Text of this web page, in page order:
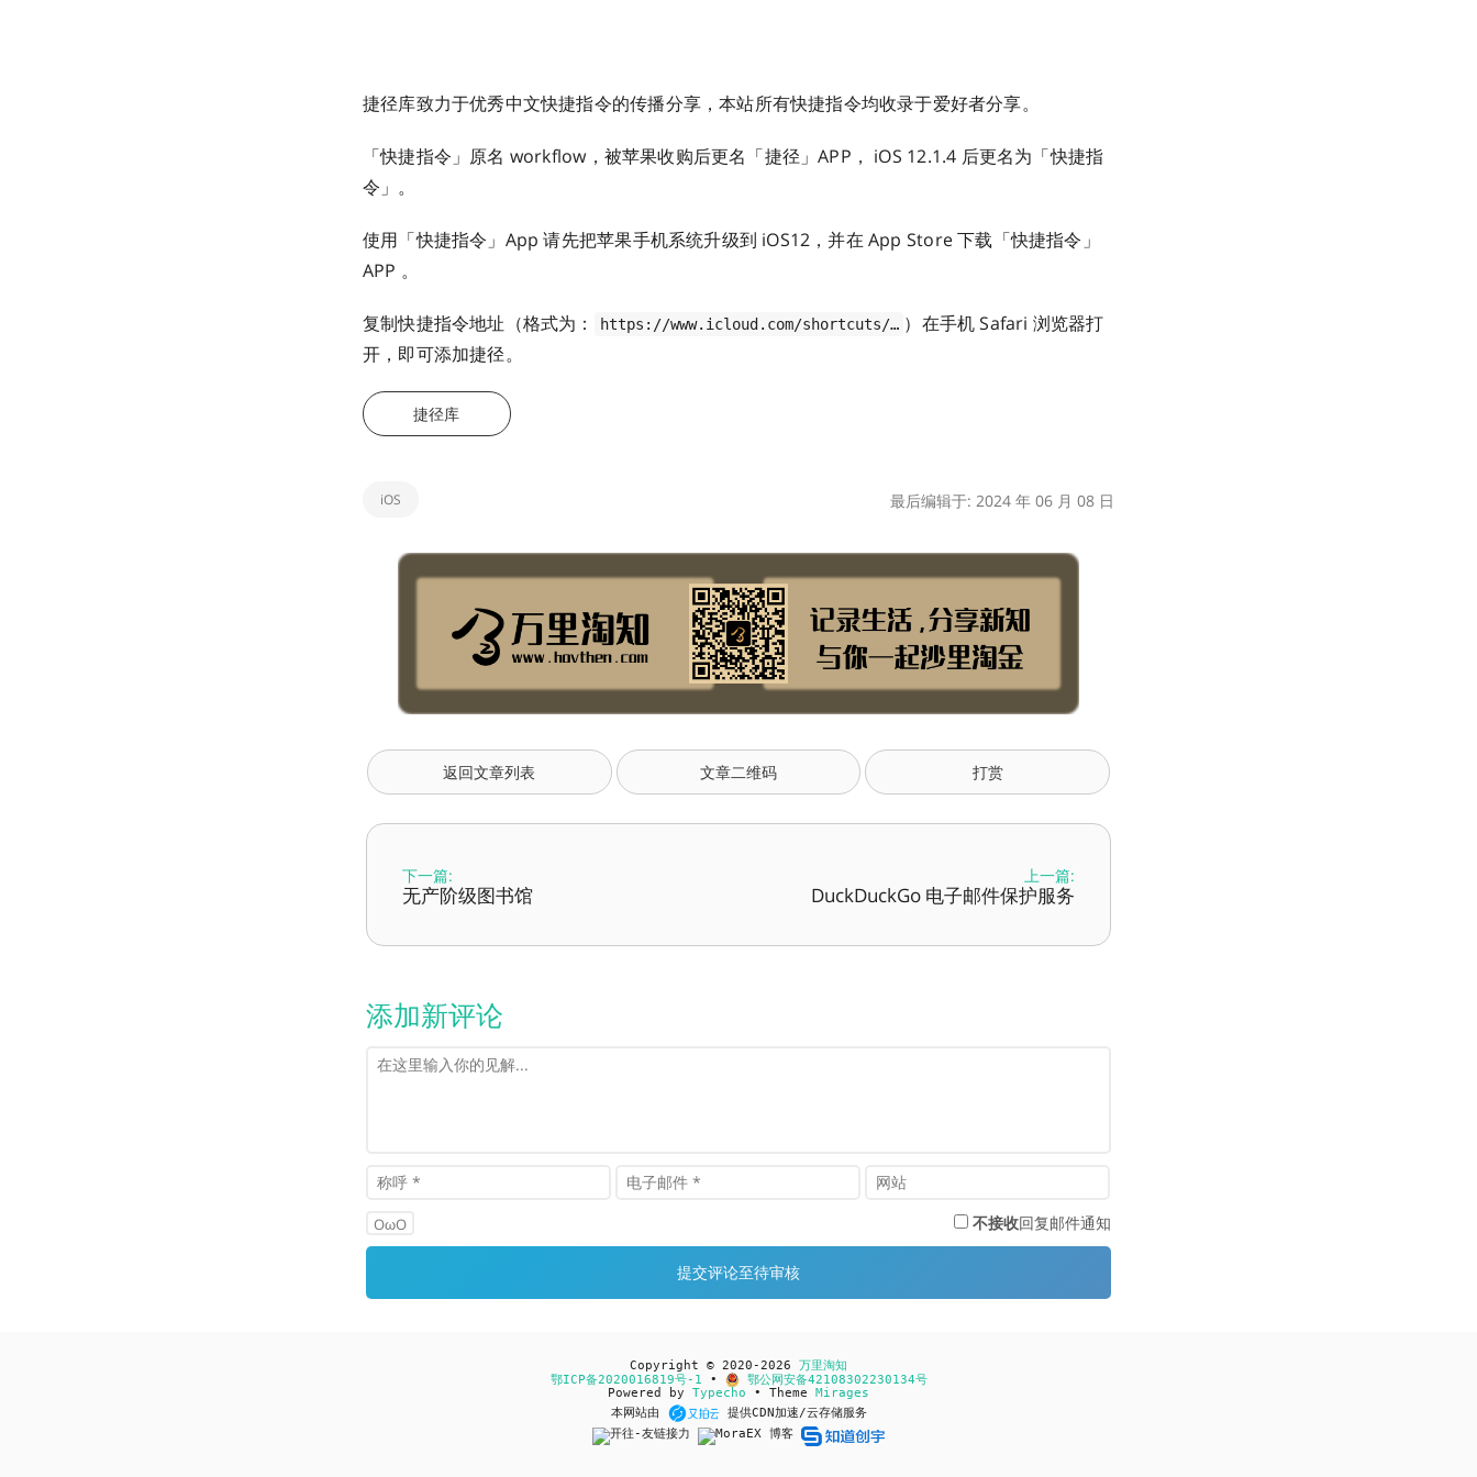
捷径库致力于优秀中文快捷指令的传播分享，本站所有快捷指令均收录于爱好者分享。
「快捷指令」原名 workflow，被苹果收购后更名「捷径」APP， iOS 12.1.4 后更名为「快捷指
令」。
使用「快捷指令」App 请先把苹果手机系统升级到 iOS12，并在 App Store 下载「快捷指令」
APP 。
复制快捷指令地址（格式为： https://www.icloud.com/shortcuts/… ）在手机 Safari 浏览器打
开，即可添加捷径。
捷径库
iOS 最后编辑于: 2024 年 06 月 08 日
返回文章列表 文章二维码 打赏
下一篇:
无产阶级图书馆
上一篇:
DuckDuckGo 电子邮件保护服务
添加新评论
OωO 不接收回复邮件通知
Copyright © 2020-2026 万里淘知
鄂ICP备2020016819号-1 •
鄂公网安备42108302230134号
Powered by Typecho • Theme Mirages
本网站由
提供CDN加速/云存储服务